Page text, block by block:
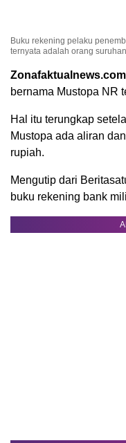
Buku rekening pelaku
ternyata adalah orang suruhan
Zonafaktualnews.com
bernama Mustopa NR
Hal itu terungkap
Mustopa ada aliran
rupiah.
Mengutip dari
buku rekening bank